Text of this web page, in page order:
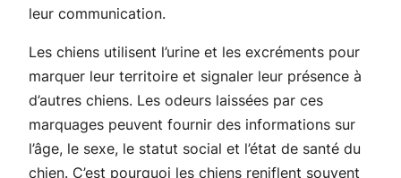
leur communication.
Les chiens utilisent l’urine et les excréments pour
marquer leur territoire et signaler leur présence à
d’autres chiens. Les odeurs laissées par ces
marquages peuvent fournir des informations sur
l’âge, le sexe, le statut social et l’état de santé du
chien. C’est pourquoi les chiens reniflent souvent